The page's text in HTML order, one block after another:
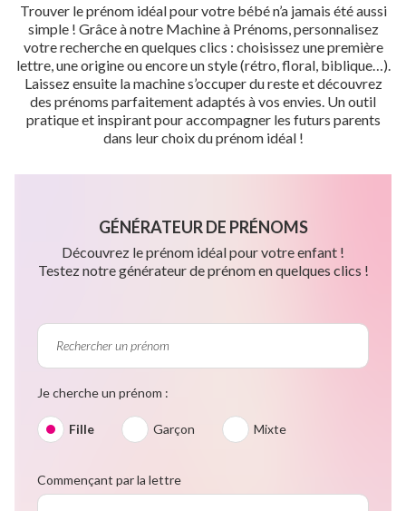
Trouver le prénom idéal pour votre bébé n’a jamais été aussi
simple ! Grâce à notre Machine à Prénoms, personnalisez
votre recherche en quelques clics : choisissez une première
lettre, une origine ou encore un style (rétro, floral, biblique…).
Laissez ensuite la machine s’occuper du reste et découvrez
des prénoms parfaitement adaptés à vos envies. Un outil
pratique et inspirant pour accompagner les futurs parents
dans leur choix du prénom idéal !
GÉNÉRATEUR DE PRÉNOMS
Découvrez le prénom idéal pour votre enfant !
Testez notre générateur de prénom en quelques clics !
Je cherche un prénom :
Fille Garçon Mixte
Commençant par la lettre